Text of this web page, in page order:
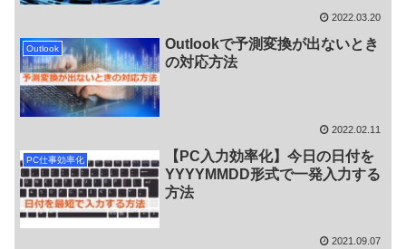
2022.03.20
Outlook
Outlookで予測変換が出ないとき
の対応方法
2022.02.11
PC仕事効率化
【PC入力効率化】今日の日付を
YYYYMMDD形式で一発入力する
方法
2021.09.07